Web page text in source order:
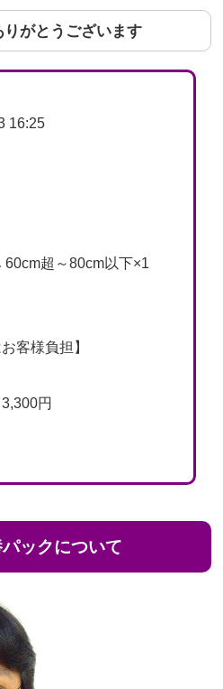
りがとうございます
16:25
超～80cm以下×1
客様負担】
円
パックについて